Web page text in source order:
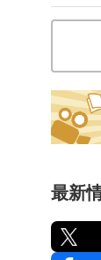
最新